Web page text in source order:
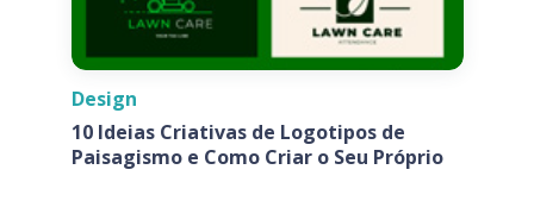
Design
10 Ideias Criativas de Logotipos de
Paisagismo e Como Criar o Seu Próprio